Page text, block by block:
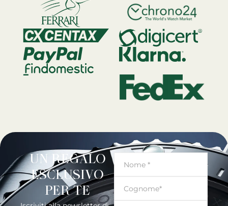
UN REGALO
ESCLUSIVO
PER TE